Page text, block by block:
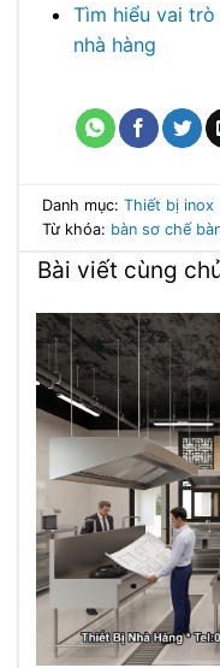
Tìm hiểu vai
nhà hàng
Danh mục: Thiết bị inox
Từ khóa: bàn sơ chế
Bài viết cùng